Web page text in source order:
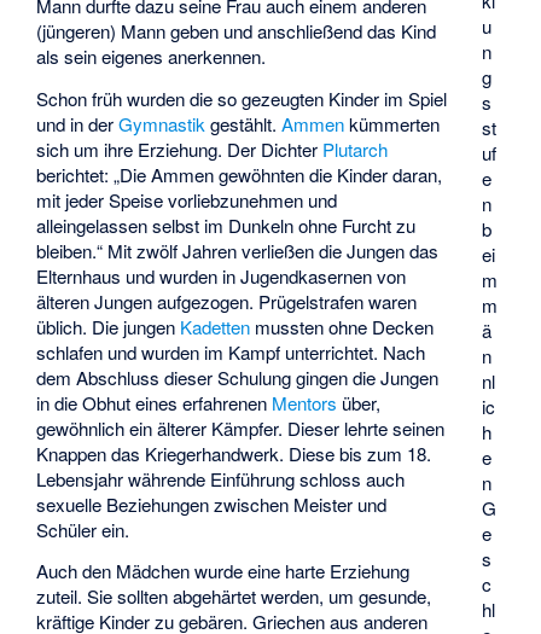
u
n
g
s
st
uf
e
n
b
ei
m
m
ä
n
nl
ic
h
e
n
G
e
s
c
hl
Mann durfte dazu seine Frau auch einem anderen
(jüngeren) Mann geben und anschließend das Kind
als sein eigenes anerkennen.
Schon früh wurden die so gezeugten Kinder im Spiel
und in derGymnastik gestählt.Ammenkümmerten
sich um ihre Erziehung. Der Dichter Plutarch
berichtet: „Die Ammen gewöhnten die Kinder daran,
mit jeder Speise vorliebzunehmen und
alleingelassen selbst im Dunkeln ohne Furcht zu
bleiben.“ Mit zwölf Jahren verließen die Jungen das
Elternhaus und wurden in Jugendkasernen von
älteren Jungen aufgezogen. Prügelstrafen waren
üblich. Die jungen Kadetten mussten ohne Decken
schlafen und wurden im Kampf unterrichtet. Nach
dem Abschluss dieser Schulung gingen die Jungen
in die Obhut eines erfahrenen Mentors über,
gewöhnlich ein älterer Kämpfer. Dieser lehrte seinen
Knappen das Kriegerhandwerk. Diese bis zum 18.
Lebensjahr währende Einführung schloss auch
sexuelle Beziehungen zwischen Meister und
Schüler ein.
Auch den Mädchen wurde eine harte Erziehung
zuteil. Sie sollten abgehärtet werden, um gesunde,
kräftige Kinder zu gebären. Griechen aus anderen